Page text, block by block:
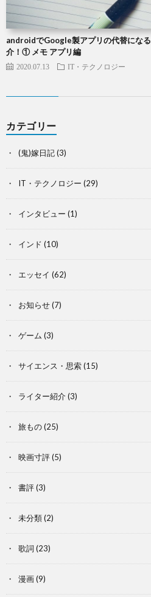
androidでGoogle製アプリの代替にな
介！① メモ アプリ編
2020.07.13 IT・テクノロジー
カテゴリー
(鬼)嫁日記(3)
IT・テクノロジー (29)
インタビュー (1)
インド (10)
エッセイ (62)
お知らせ(7)
ゲーム (3)
サイエンス・思索(15)
ライター紹介(3)
旅もの(25)
映画寸評(5)
書評(3)
未分類(2)
歌詞 (23)
漫画(9)